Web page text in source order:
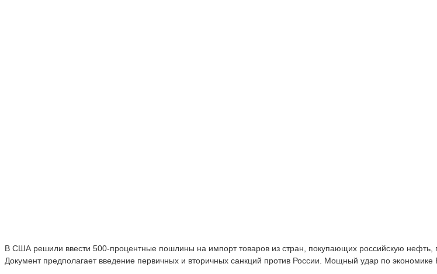
В США решили ввести 500-процентные пошлины на импорт товаров из стран, покупающих российскую нефть,
Документ предполагает введение первичных и вторичных санкций против России. Мощный удар по экономике